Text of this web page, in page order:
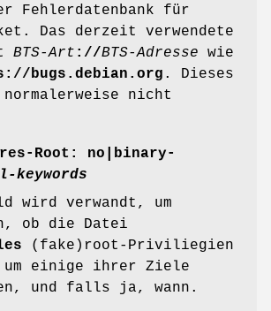
Fehlerdatenbank für
Das derzeit verwendete
BTS-Art ://BTS-Adresse wie
bugs.debian.org . Dieses
nicht
Root: no
binary-
keywords
wird verwandt, um
ob die Datei
(fake)root-Priviliegien
einige ihrer Ziele
und falls ja, wann.